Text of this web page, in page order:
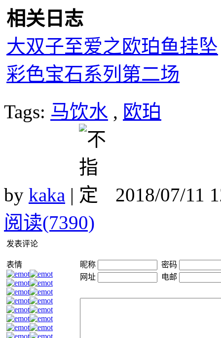
相关日志
大双子至爱之欧珀鱼挂坠
彩色宝石系列第二场
Tags: 马饮水 , 欧珀
by kaka |
2018/07/11
阅读(7390)
发表评论
表情 昵称
密码
网址
电邮